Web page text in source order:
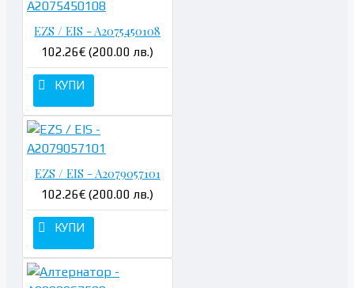
EZS / EIS - A2075450108
102.26€ (200.00 лв.)
КУПИ
EZS / EIS - A2079057101
102.26€ (200.00 лв.)
КУПИ